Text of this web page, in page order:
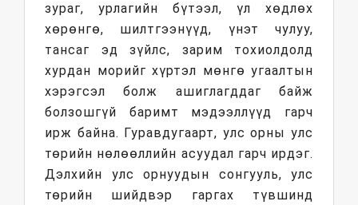
зураг, урлагийн бүтээл, үл хөдлөх
хөрөнгө, шилтгээнүүд, үнэт чулуу,
тансаг эд зүйлс, зарим тохиолдолд
хурдан морийг хүртэл мөнгө угаалтын
хэрэгсэл болж ашиглагддаг байж
болзошгүй баримт мэдээллүүд гарч
ирж байна. Гуравдугаарт, улс орны улс
төрийн нөлөөллийн асуудал гарч ирдэг.
Дэлхийн улс орнуудын сонгууль, улс
төрийн шийдвэр гаргах түвшинд